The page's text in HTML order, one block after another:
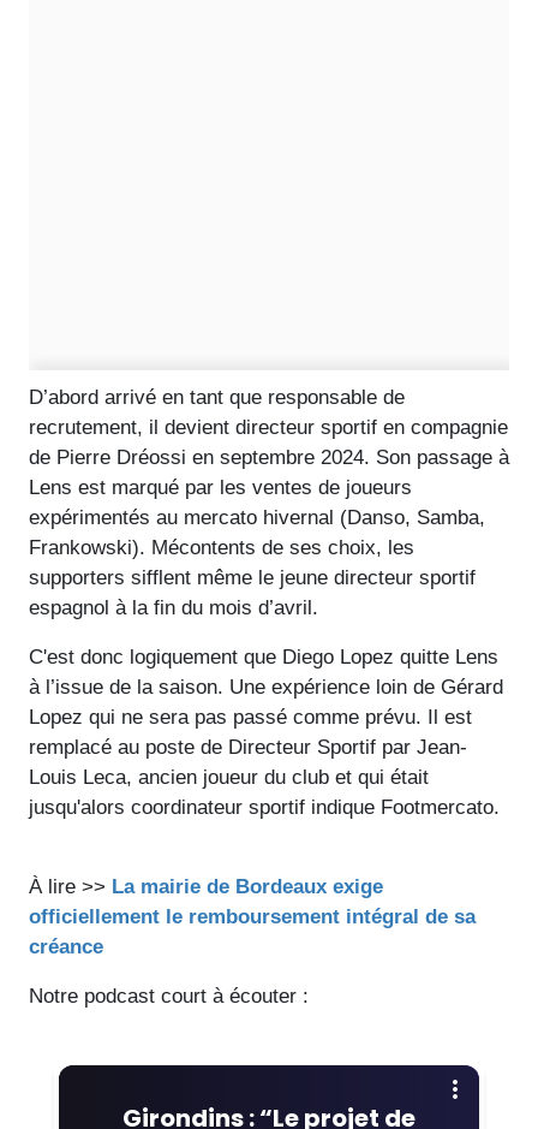
D’abord arrivé en tant que responsable de
recrutement, il devient directeur sportif en compagnie
de Pierre Dréossi en septembre 2024. Son passage à
Lens est marqué par les ventes de joueurs
expérimentés au mercato hivernal (Danso, Samba,
Frankowski). Mécontents de ses choix, les
supporters sifflent même le jeune directeur sportif
espagnol à la fin du mois d’avril.
C'est donc logiquement que Diego Lopez quitte Lens
à l’issue de la saison. Une expérience loin de Gérard
Lopez qui ne sera pas passé comme prévu. Il est
remplacé au poste de Directeur Sportif par Jean-
Louis Leca, ancien joueur du club et qui était
jusqu'alors coordinateur sportif indique Footmercato.
À lire >> La mairie de Bordeaux exige
officiellement le remboursement intégral de sa
créance
Notre podcast court à écouter :